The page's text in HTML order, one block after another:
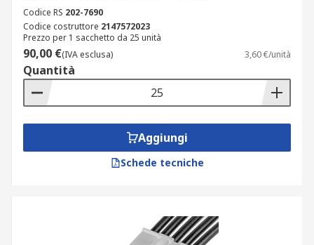
Codice RS 202-7690
Codice costruttore 2147572023
Prezzo per 1 sacchetto da 25 unità
90,00 €(IVA esclusa) 3,60 €/unità
Quantità
Aggiungi
Schede tecniche